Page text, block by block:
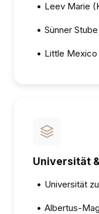
• Leev Marie
• Sünner
• Little Mexico
Universität
• Universität
• Albertus-